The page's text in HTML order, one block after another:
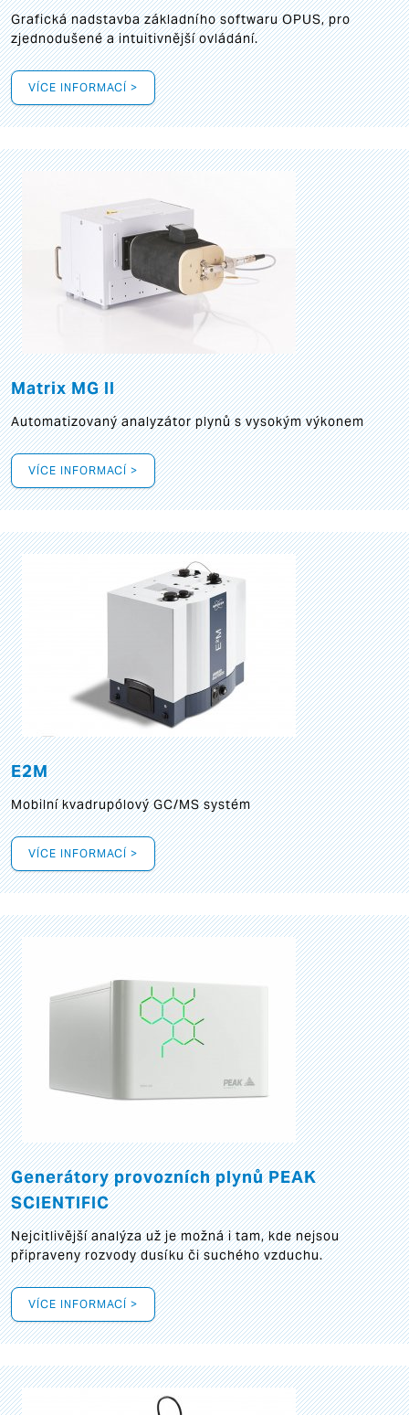
Grafickánadstavba základního softwaru OPUS, pro
zjednodušené a intuitivnější ovládání.
VÍCE INFORMACÍ >
Matrix MG II
Automatizovaný analyzátor plynů s vysokým výkonem
VÍCE INFORMACÍ >
E2M
Mobilní kvadrupólový GC/MS systém
VÍCE INFORMACÍ >
Generátory provozních plynů PEAK
SCIENTIFIC
Nejcitlivější analýza už je možná i tam, kde nejsou
připraveny rozvody dusíku či suchého vzduchu.
VÍCE INFORMACÍ >